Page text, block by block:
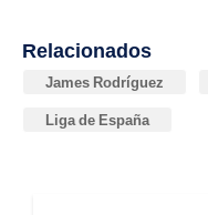
Relacionados
James Rodríguez
Liga de España